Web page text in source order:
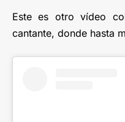
Este es otro vídeo
cantante, donde hasta